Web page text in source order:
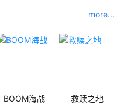
more...
BOOM海战 救赎之地